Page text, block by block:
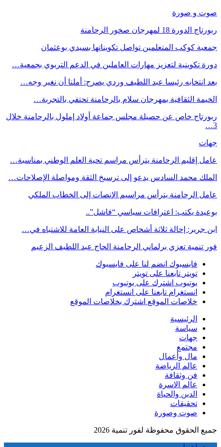
صوت و صورة
ربورتاج الدورة 18 لمهرجان صخور الرحامنة
جمعية كوكب المتعلمين تواصل تكويناتها بسيدي بوعثمان
دورة تكوينية لتعزيز مهارات العاملين في الدعم التربوي بجمعية…
بعد انتخابه رئيسا عبد اللطيف وردي يصرح: أملنا أن نغير وجه…
الخيمة الثقافية بمهرجان سلام بالرحامنة تحتفي بالتجربة…
ربورتاج خاص عن حصيلة مجلس جماعة أولاد إملول بالرحامنة خلال
3…
جهات
عامل إقليم الرحامنة يترأس مراسم تحية العلم الوطني بمناسبة…
الملك محمد السادس يدعو إلى ترسيخ الثقة ومواصلة الإصلاحات…
عامل الرحامنة يترأس مراسيم الإنصات إلى الخطاب الملكي
بوعيدة يكتب: اعترافات سياسي “فاشل”..
ابن جرير: إحالة ثلاثة أشخاص على النيابة العامة للاشتباه في…
فور تنمية تعزي برلماني الرحامنة الحاج عبد اللطيف الزعيم
فايسبوك انضم لنا على فايسبوك
تويتر تابعنا على تويتر
يوتيوب اشترك على يوتيوب
انستغرام تابعنا على انستغرام
خلاصات الموقع اشترك بخلاصات الموقع
الرئيسية
سياسة
جهات
مجتمع
مال وأعمال
عالم الرياضة
فن وثقافة
عالم الاسرة
الدين والحياة
تحقيقات
صوت وصورة
جميع الحقوق محفوظة لفور تنمية 2026